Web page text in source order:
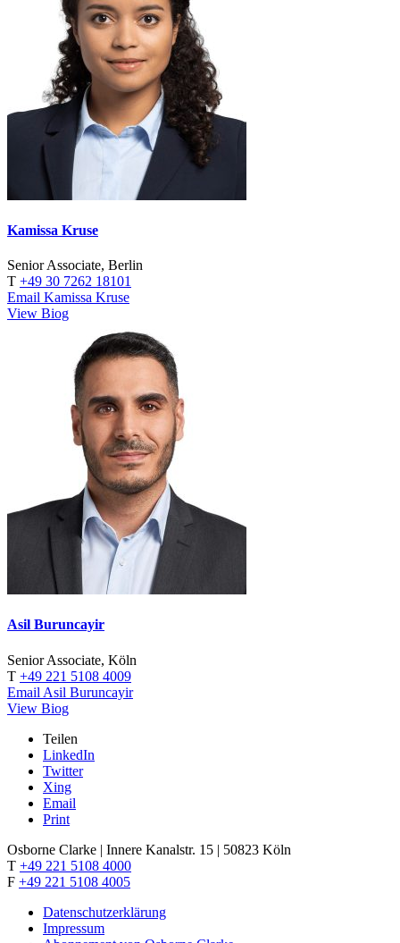
Kamissa Kruse
Senior Associate, Berlin
T +49 30 7262 18101
Email Kamissa Kruse
View Biog
Asil Buruncayir
Senior Associate, Köln
T +49 221 5108 4009
Email Asil Buruncayir
View Biog
Teilen
LinkedIn
Twitter
Xing
Email
Print
Osborne Clarke | Innere Kanalstr. 15 | 50823 Köln
T +49 221 5108 4000
F +49 221 5108 4005
Datenschutzerklärung
Impressum